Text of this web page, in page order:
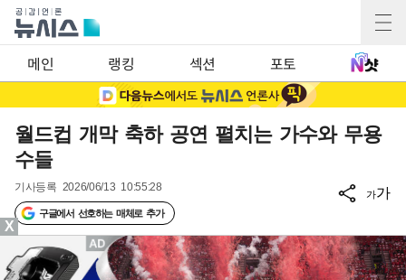
메인 랭킹 섹션 포토
월드컵 개막 축하 공연 펼치는 가수와 무용
수들
기사등록 2026/06/13 10:55:28
구글에서 선호하는 매체로 추가
가가
X